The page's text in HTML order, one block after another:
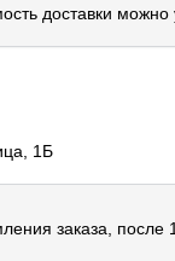
доставки
1Б
заказа, после